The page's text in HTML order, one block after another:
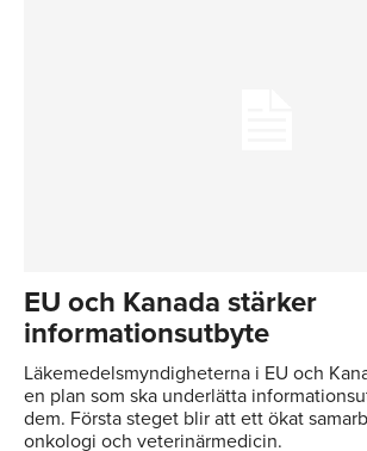
EU och Kanada stärker
informationsutbyte
Läkemedelsmyndigheterna i EU och
en plan som ska underlätta
dem. Första steget blir att ett ökat
onkologi och veterinärmedicin.